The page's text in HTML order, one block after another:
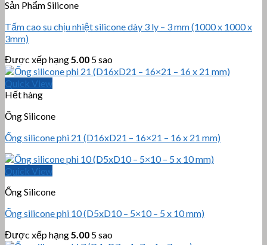
Sản Phẩm Silicone
Tấm cao su chịu nhiệt silicone dày 3 ly – 3 mm (1000 x 1000 x
3mm)
Được xếp hạng 5.00 5 sao
Quick View
Hết hàng
Ống Silicone
Ống silicone phi 21 (D16xD21 – 16×21 – 16 x 21 mm)
Quick View
Ống Silicone
Ống silicone phi 10 (D5xD10 – 5×10 – 5 x 10 mm)
Được xếp hạng 5.00 5 sao